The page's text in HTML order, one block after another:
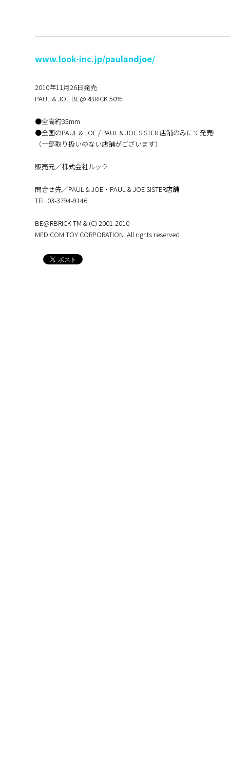
www.look-inc.jp/paulandjoe/
2010年11月26日発売
PAUL & JOE BE@RBRICK 50%
●全高約35mm
●全国のPAUL & JOE / PAUL & JOE SISTER 店舗のみにて発売!
（一部取り扱いのない店舗がございます）
販売元／株式会社ルック
問合せ先／PAUL & JOE・PAUL & JOE SISTER店舗
TEL.03-3794-9146
BE@RBRICK TM & (C) 2001-2010
MEDICOM TOY CORPORATION. All rights reserved.